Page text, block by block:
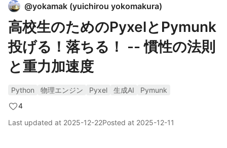
@yokamak (yuichirou yokomakura)
高校生のためのPyxelとPymunk
投げる！落ちる！ -- 慣性の法則
と重力加速度
Python 物理エンジン Pyxel 生成AI
Pymunk
4
Last updated at 2025-12-22Posted at 2025-12-11